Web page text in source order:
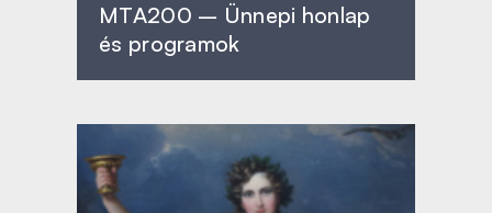
MTA200 – Ünnepi honlap
és programok